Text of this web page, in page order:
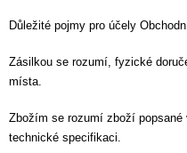
Důležité pojmy pro účely
Zásilkou se rozumí, fyzické
místa.
Zbožím se rozumí zboží
technické specifikaci.